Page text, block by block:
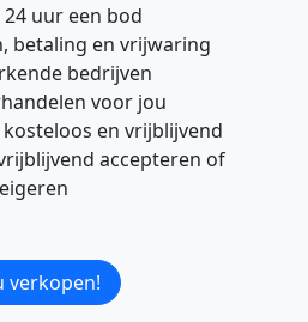
24 uur een bod
betaling en vrijwaring
bedrijven
voor jou
en vrijblijvend
accepteren of
verkopen!